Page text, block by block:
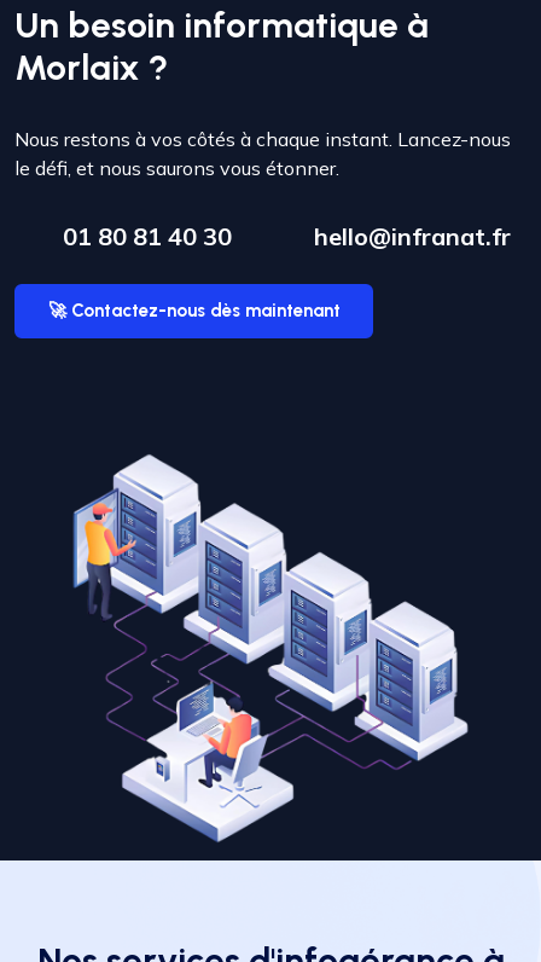
Un besoin informatique à
Morlaix ?
Nous restons à vos côtés à chaque instant. Lancez-nous
le défi, et nous saurons vous étonner.
01 80 81 40 30 hello@infranat.fr
🚀 Contactez-nous dès maintenant